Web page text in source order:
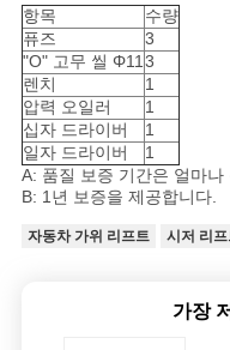
항목
수량
퓨즈
3
"O" 고무 씰 Φ113
렌치
1
압력 오일러
1
십자 드라이버
1
일자 드라이버
1
A: 품질 보증 기간은 얼마나
B: 1년 보증을 제공합니다.
자동차 가위 리프트 시저 리
가장